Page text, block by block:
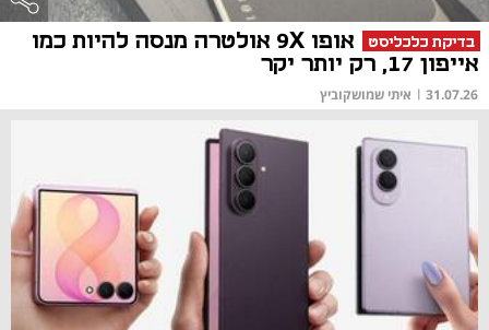
בדיקת כלכליסט
אופו 9X אולטרה מנסה להיות כמו
אייפון 17, רק יותר יקר
31.07.26
| איתי שמושקוביץ